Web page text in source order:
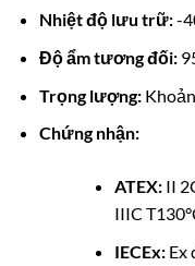
Nhiệt độ lưu trữ:-
Độ ẩm tương đối:
Trọng lượng:
Chứng nhận:
ATEX:II
IIIC
IECEx:Ex